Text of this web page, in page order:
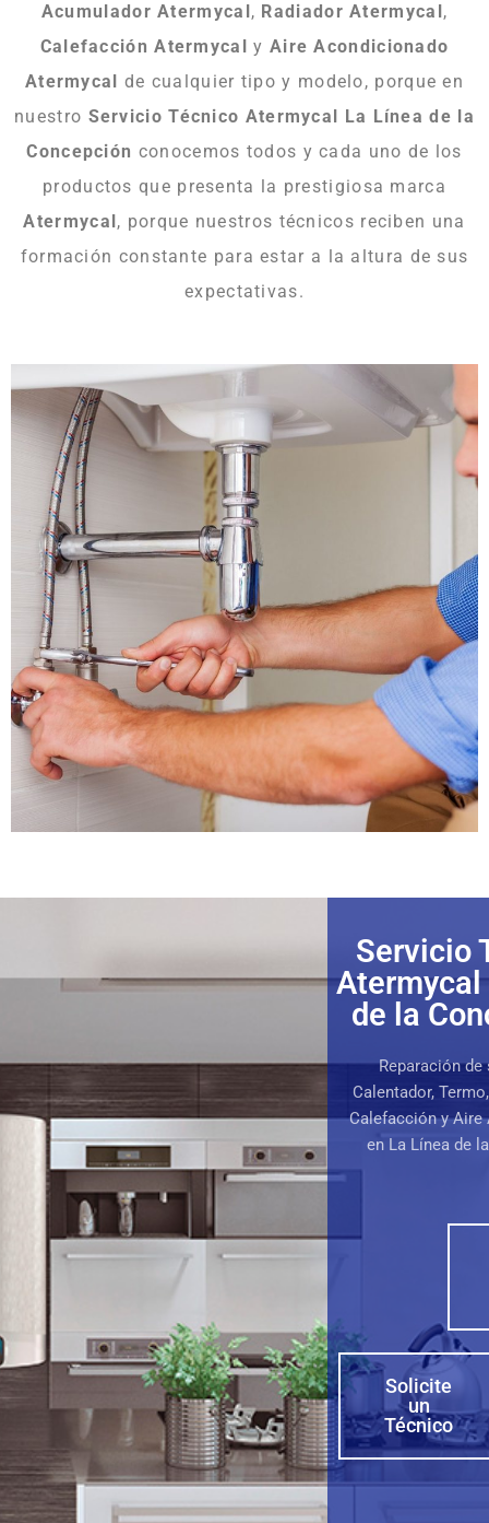
Acumulador Atermycal , Radiador Atermycal ,
Calefacción Atermycal
y Aire Acondicionado
Atermycal
de cualquier tipo y modelo, porque en
nuestro Servicio Técnico Atermycal La Línea de la
Concepción conocemos todos y cada uno de los
productos que presenta la prestigiosa marca
Atermycal , porque nuestros técnicos reciben una
formación constante para estar a la altura de sus
expectativas.
Servicio
Atermycal
de la
Reparación de
Calentador,
Calefacción y
en La Línea de
Solicite
un
Técnico